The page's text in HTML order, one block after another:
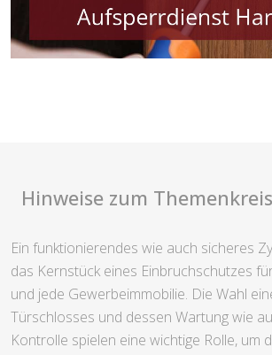
Hinweise zum
Ein funktionierendes wie auch sicheres
das Kernstück eines Einbruchschutzes
und jede Gewerbeimmobilie. Die Wahl
Türschlosses und dessen Wartung wie
Kontrolle spielen eine wichtige Rolle, um